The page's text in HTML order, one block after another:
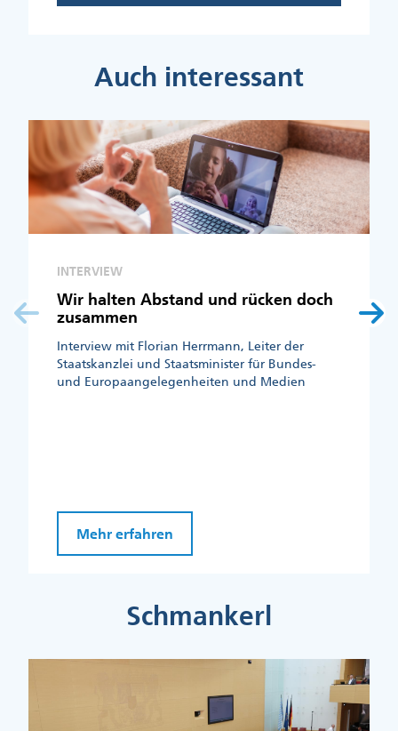
Auch interessant
INTERVIEW
Wir halten Abstand und rücken doch
zusammen
Interview mit Florian Herrmann, Leiter der
Staatskanzlei und Staatsminister für Bundes-
und Europaangelegenheiten und Medien
Mehr erfahren
Schmankerl